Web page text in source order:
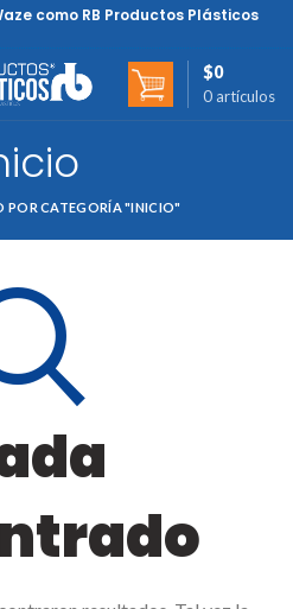
como RB Productos Plásticos
0 artículos
$0
POR CATEGORÍA "INICIO"